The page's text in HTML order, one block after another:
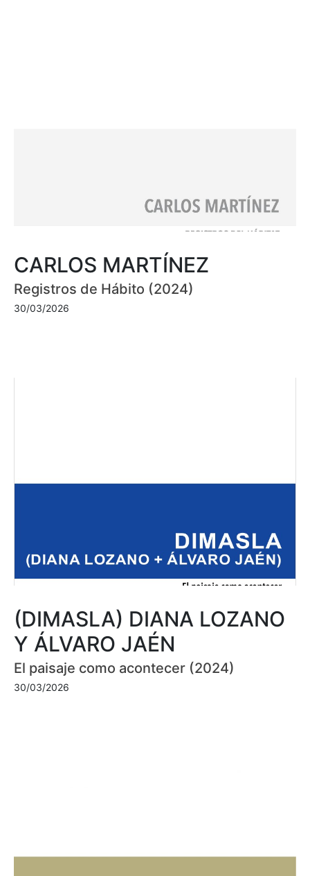
CARLOS MARTÍNEZ
Registros de Hábito (2024)
30/03/2026
(DIMASLA) DIANA LOZANO
Y ÁLVARO JAÉN
El paisaje como acontecer (2024)
30/03/2026